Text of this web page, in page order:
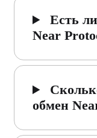
Есть
Near
обмен